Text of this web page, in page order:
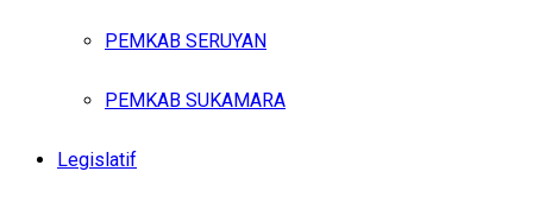
PEMKAB SERUYAN
PEMKAB SUKAMARA
Legislatif